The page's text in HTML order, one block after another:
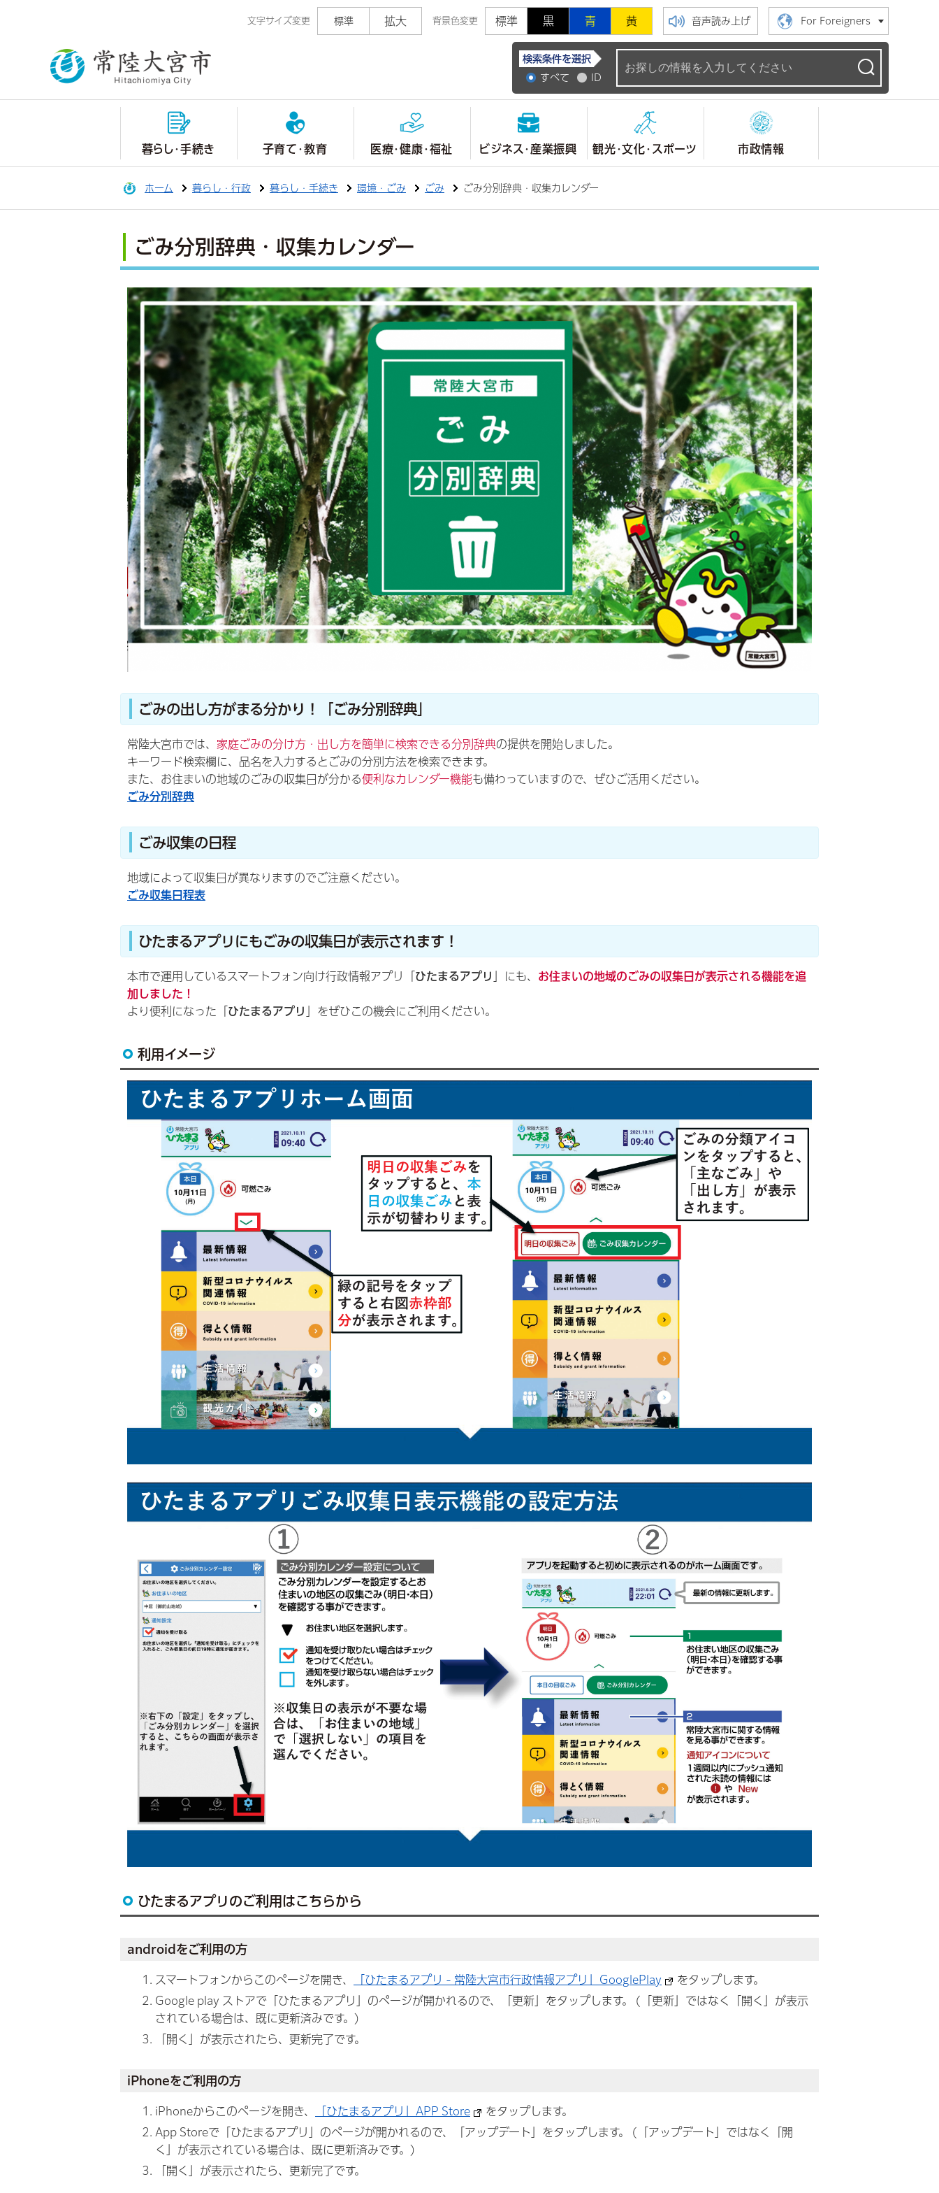
文字サイズ変更 標準 拡大 背景色変更 標準 黒 青 黄 音声読み上げ For Foreigners
常陸大宮市公式ホームページ
検索条件を選択
すべて
ID
暮らし・手続き 子育て・教育 医療・健康・福祉 ビジネス・産業振興 観光・文化・スポーツ 市政情報
ホーム 暮らし・行政 暮らし・手続き 環境・ごみ ごみ ごみ分別辞典・収集カレンダー
ごみ分別辞典・収集カレンダー
ごみの出し方がまる分かり！「ごみ分別辞典」
常陸大宮市では、 家庭ごみの分け方・出し方を簡単に検索できる分別辞典の提供を開始しました。
キーワード検索欄に、品名を入力するとごみの分別方法を検索できます。
また、お住まいの地域のごみの収集日が分かる便利なカレンダー機能も備わっていますので、ぜひご活用ください。
ごみ分別辞典
ごみ収集の日程
地域によって収集日が異なりますのでご注意ください。
ごみ収集日程表
ひたまるアプリにもごみの収集日が表示されます！
本市で運用しているスマートフォン向け行政情報アプリ「 ひたまるアプリ 」にも、 お住まいの地域のごみの収集日が表示される機能を追
加しました！
より便利になった「 ひたまるアプリ 」をぜひこの機会にご利用ください。
利用イメージ
ひたまるアプリのご利用はこちらから
androidをご利用の方
スマートフォンからこのページを開き、 「ひたまるアプリ - 常陸大宮市行政情報アプリ」GooglePlay
をタップします。
Google play ストアで「ひたまるアプリ」のページが開かれるので、「更新」をタップします。 (「更新」ではなく「開く」が表示
されている場合は、既に更新済みです。)
「開く」が表示されたら、更新完了です。
iPhoneをご利用の方
iPhoneからこのページを開き、 「ひたまるアプリ」APP Store
をタップします。
App Storeで「ひたまるアプリ」のページが開かれるので、「アップデート」をタップします。 (「アップデート」ではなく「開
く」が表示されている場合は、既に更新済みです。)
「開く」が表示されたら、更新完了です。